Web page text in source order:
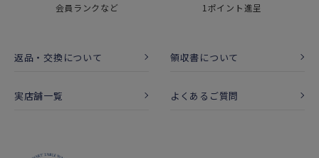
会員ランクなど
1ポイント進呈
返品・交換について 領収書について
実店舗一覧 よくあるご質問